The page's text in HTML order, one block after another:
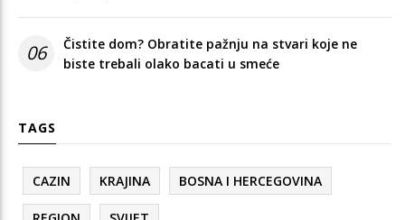
06
Čistite dom? Obratite pažnju na stvari koje ne
biste trebali olako bacati u smeće
TAGS
CAZIN KRAJINA BOSNA I HERCEGOVINA